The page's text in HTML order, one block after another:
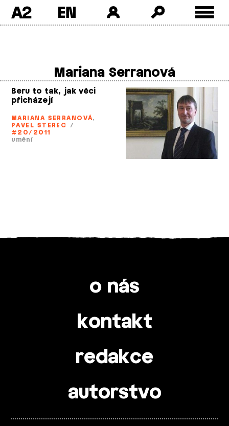
A2
Mariana Serranová
Beru to tak, jak věci
přicházejí
MARIANA SERRANOVÁ,
PAVEL STEREC /
#20/2011
umění
o nás
kontakt
redakce
autorstvo